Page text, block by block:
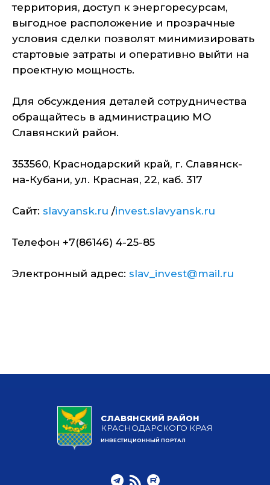
территория, доступ к энергоресурсам,
выгодное расположение и прозрачные
условия сделки позволят минимизировать
стартовые затраты и оперативно выйти на
проектную мощность.
Для обсуждения деталей сотрудничества
обращайтесь в администрацию МО
Славянский район.
353560, Краснодарский край, г. Славянск-
на-Кубани, ул. Красная, 22, каб. 317
Сайт: slavyansk.ru /invest.slavyansk.ru
Телефон +7(86146) 4-25-85
Электронный адрес: slav_invest@mail.ru
СЛАВЯНСКИЙ РАЙОН
КРАСНОДАРСКОГО КРАЯ
ИНВЕСТИЦИОННЫЙ ПОРТАЛ